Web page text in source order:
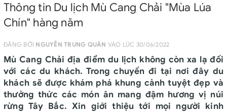
Thông tin Du lịch Mù Cang Chải "Mùa Lúa
Chín" hàng năm
ĐĂNG BỞI NGUYỄN TRUNG QUÂN VÀO LÚC 30/06/2022
Mù Cang Chải địa điểm du lịch không còn xa lạ đối
với các du khách. Trong chuyến đi tại nơi đây du
khách sẽ được khám phá khung cảnh tuyệt đẹp và
thưởng thức các món ăn mang đậm hương vị núi
rừng Tây Bắc. Xin giới thiệu tới mọi người kinh